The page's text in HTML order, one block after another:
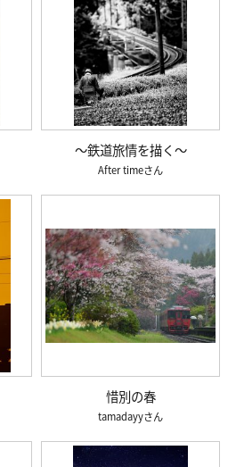
～鉄道旅情を描く～
After time
惜別の春
tamadayy